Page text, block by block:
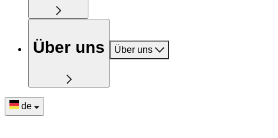
Über uns Über uns
de